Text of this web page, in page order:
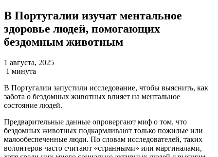
В Португалии изучат ментальное
здоровье людей, помогающих
бездомным животным
1 августа, 2025
1 минута
В Португалии запустили исследование, чтобы выяснить, как
забота о бездомных животных влияет на ментальное
состояние людей.
Предварительные данные опровергают миф о том, что
бездомных животных подкармливают только пожилые или
малообеспеченные люди. По словам исследователей, таких
волонтеров часто считают «странными» или маргиналами,